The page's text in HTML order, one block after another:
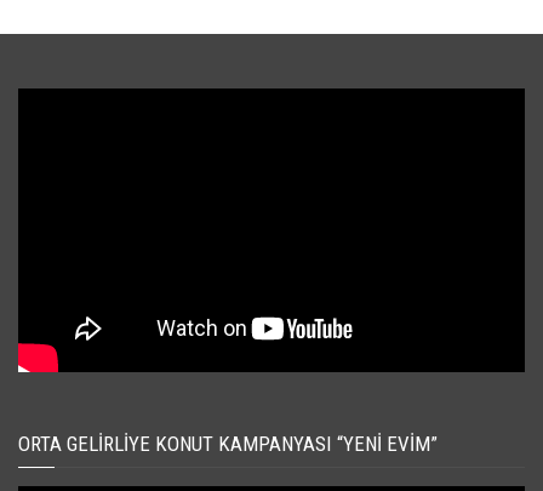
ORTA GELIRLIYE KONUT KAMPANYASI “YENI EVIM”